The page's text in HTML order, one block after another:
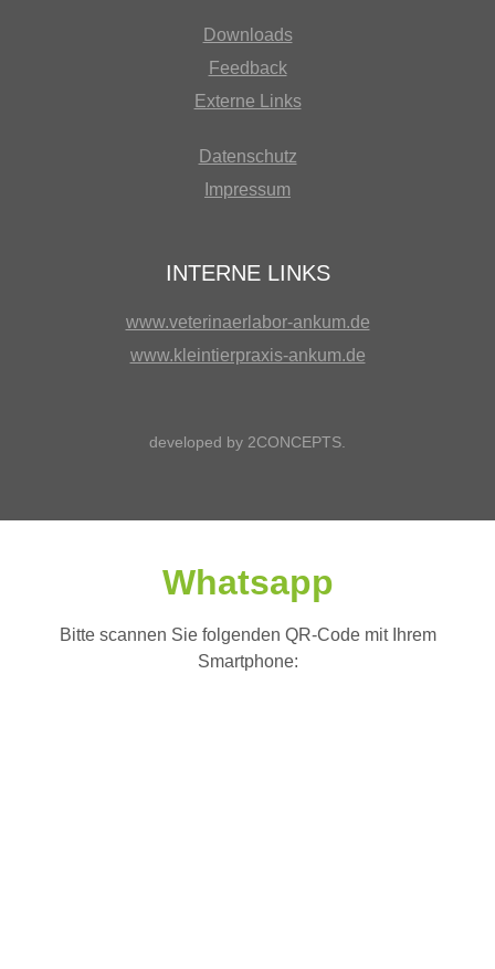
Downloads
Feedback
Externe Links
Datenschutz
Impressum
INTERNE LINKS
www.veterinaerlabor-ankum.de
www.kleintierpraxis-ankum.de
developed by 2CONCEPTS.
Whatsapp
Bitte scannen Sie folgenden QR-Code mit Ihrem
Smartphone: